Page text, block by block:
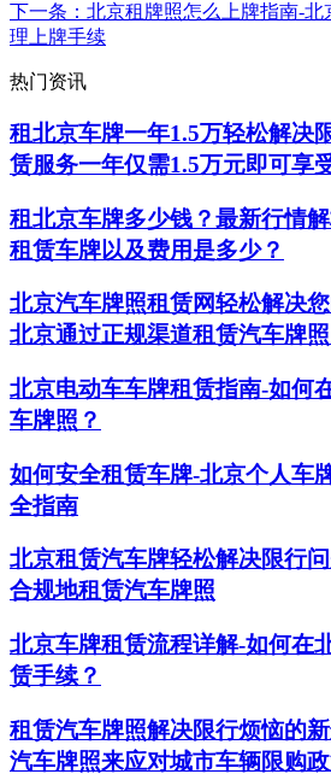
下一条 ：北京租牌照怎么上牌指南-
理上牌手续
热门资讯
租北京车牌一年1.5万轻松解决
赁服务一年仅需1.5万元即可享
租北京车牌多少钱？最新行情
租赁车牌以及费用是多少？
北京汽车牌照租赁网轻松解决
北京通过正规渠道租赁汽车牌照
北京电动车车牌租赁指南-如何
车牌照？
如何安全租赁车牌-北京个人车
全指南
北京租赁汽车牌轻松解决限行
合规地租赁汽车牌照
北京车牌租赁流程详解-如何在
赁手续？
租赁汽车牌照解决限行烦恼的
汽车牌照来应对城市车辆限购政